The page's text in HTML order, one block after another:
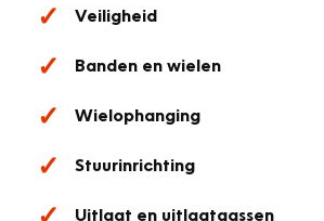
Veiligheid
Banden en wielen
Wielophanging
Stuurinrichting
Uitlaat en uitlaatgassen